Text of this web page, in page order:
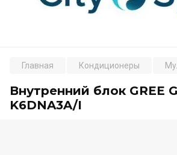
Главная Кондиционеры
Внутренний блок GREE
K6DNA3A/I